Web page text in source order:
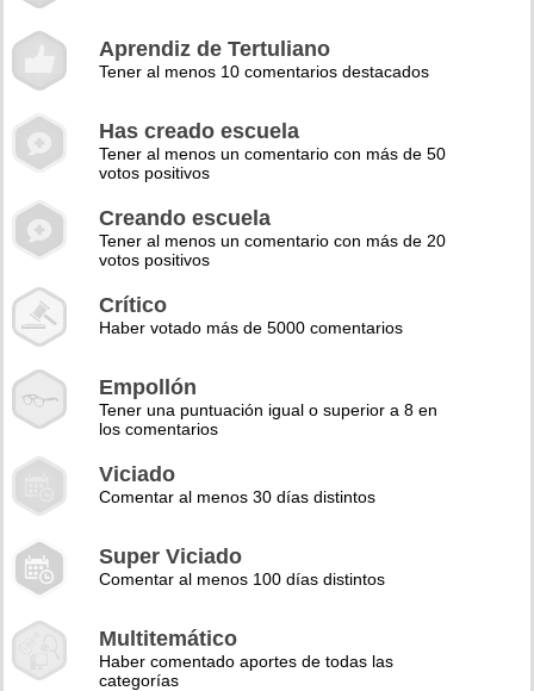
Aprendiz de Tertuliano
Tener al menos 10 comentarios destacados
Has creado escuela
Tener al menos un comentario con más de 50
votos positivos
Creando escuela
Tener al menos un comentario con más de 20
votos positivos
Crítico
Haber votado más de 5000 comentarios
Empollón
Tener una puntuación igual o superior a 8 en
los comentarios
Viciado
Comentar al menos 30 días distintos
Super Viciado
Comentar al menos 100 días distintos
Multitemático
Haber comentado aportes de todas las
categorías